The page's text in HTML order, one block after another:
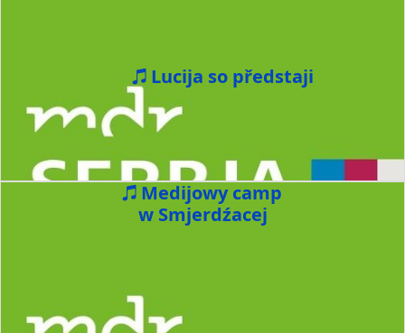
Lucija so předstaji
Medijowy camp
w Smjerdźacej